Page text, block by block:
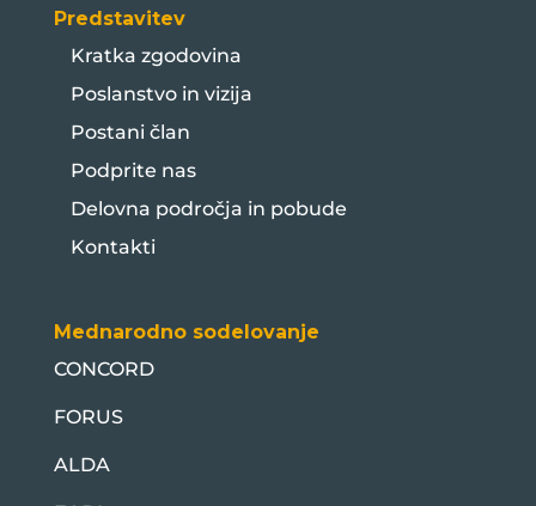
Predstavitev
Kratka zgodovina
Poslanstvo in vizija
Postani član
Podprite nas
Delovna področja in pobude
Kontakti
Mednarodno sodelovanje
CONCORD
FORUS
ALDA